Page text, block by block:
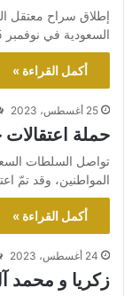
إطلاق سراح معتقل
السعودية في نوفمبر 2015 بشكلٍ تعسفي على خلفية مشاركته بالحراك
أكمل القراءة »
25 أغسطس، 2023
حملة اعتقالات
تواصل السلطات
المواطنين، وقد تمّ
أكمل القراءة »
24 أغسطس، 2023
زكريا و محمد